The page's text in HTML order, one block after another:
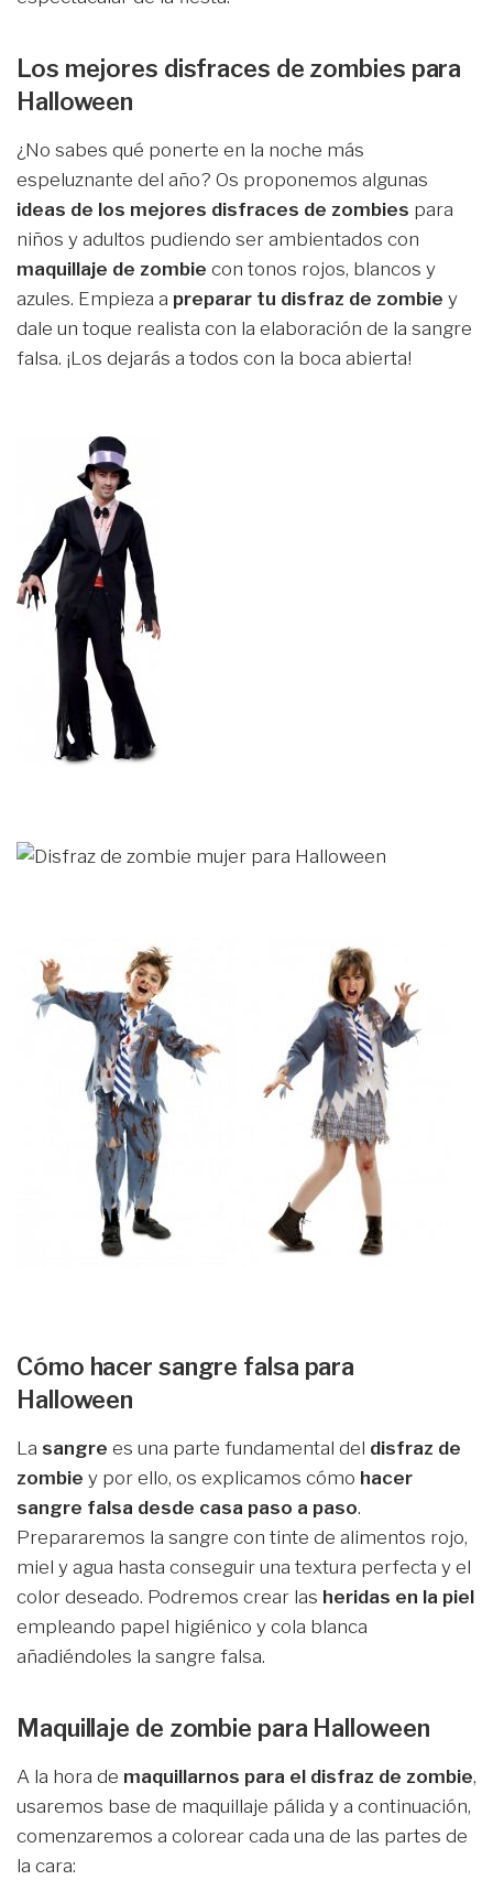
Los mejores disfraces de zombies para
Halloween
¿No sabes qué ponerte en la noche más
espeluznante del año? Os proponemos algunas
ideas de los mejores disfraces de zombies para
niños y adultos pudiendo ser ambientados con
maquillaje de zombie con tonos rojos, blancos y
azules. Empieza a preparar tu disfraz de zombie y
dale un toque realista con la elaboración de la sangre
falsa. ¡Los dejarás a todos con la boca abierta!
Cómo hacer sangre falsa para
Halloween
La sangre es una parte fundamental del disfraz de
zombie y por ello, os explicamos cómo hacer
sangre falsa desde casa paso a paso.
Prepararemos la sangre con tinte de alimentos rojo,
miel y agua hasta conseguir una textura perfecta y el
color deseado. Podremos crear las heridas en la piel
empleando papel higiénico y cola blanca
añadiéndoles la sangre falsa.
Maquillaje de zombie para Halloween
A la hora de maquillarnos para el disfraz de zombie,
usaremos base de maquillaje pálida y a continuación,
comenzaremos a colorear cada una de las partes de
la cara: